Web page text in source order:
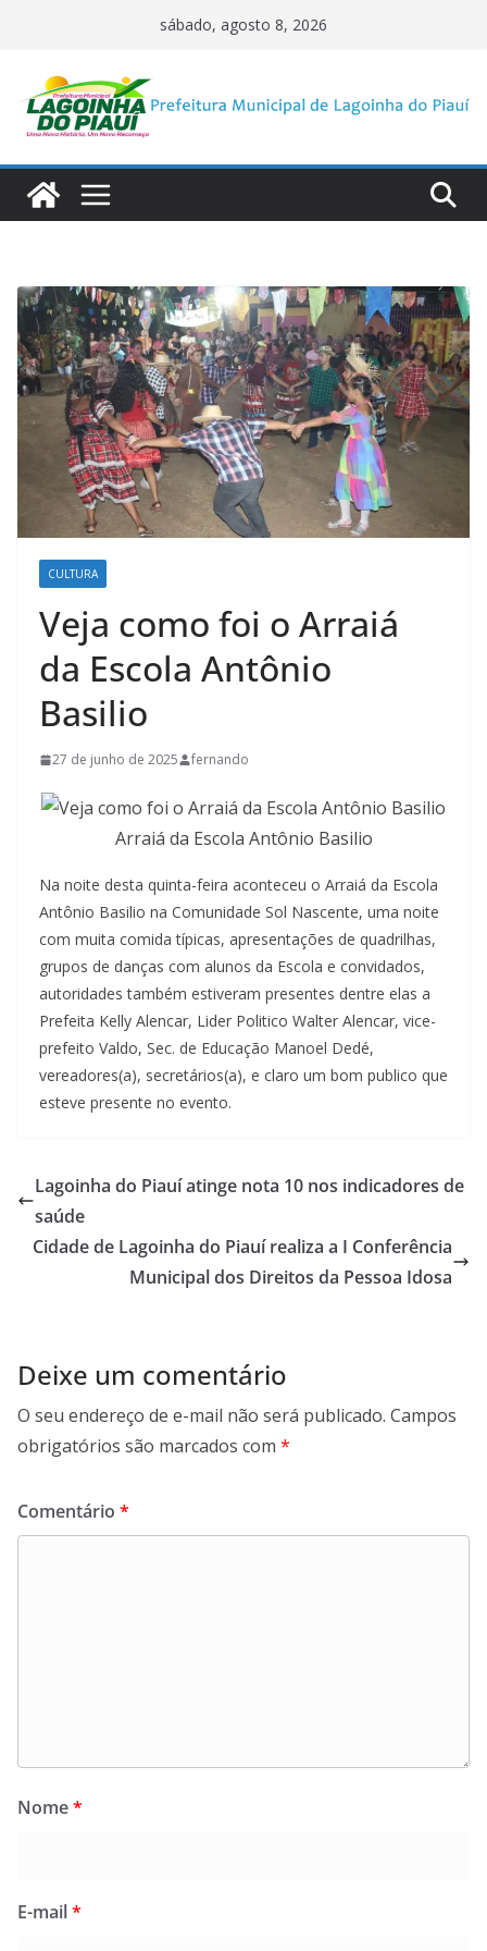
conteúdo
sábado, agosto 8, 2026
CULTURA
Veja como foi o Arraiá
da Escola Antônio
Basilio
27 de junho de 2025 fernando
Arraiá da Escola Antônio Basilio
Na noite desta quinta-feira aconteceu o Arraiá da Escola
Antônio Basilio na Comunidade Sol Nascente, uma noite
com muita comida típicas, apresentações de quadrilhas,
grupos de danças com alunos da Escola e convidados,
autoridades também estiveram presentes dentre elas a
Prefeita Kelly Alencar, Lider Politico Walter Alencar, vice-
prefeito Valdo, Sec. de Educação Manoel Dedé,
vereadores(a), secretários(a), e claro um bom publico que
esteve presente no evento.
Lagoinha do Piauí atinge nota 10 nos indicadores de
saúde
Cidade de Lagoinha do Piauí realiza a I Conferência
Municipal dos Direitos da Pessoa Idosa
Deixe um comentário
O seu endereço de e-mail não será publicado. Campos
obrigatórios são marcados com *
Comentário *
Nome*
E-mail*